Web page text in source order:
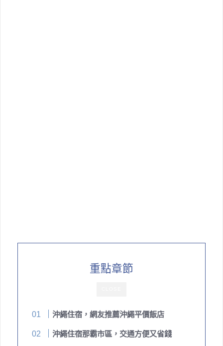
重點章節
沖繩住宿，網友推薦沖繩平價飯店
沖繩住宿那霸市區，交通方便又省錢